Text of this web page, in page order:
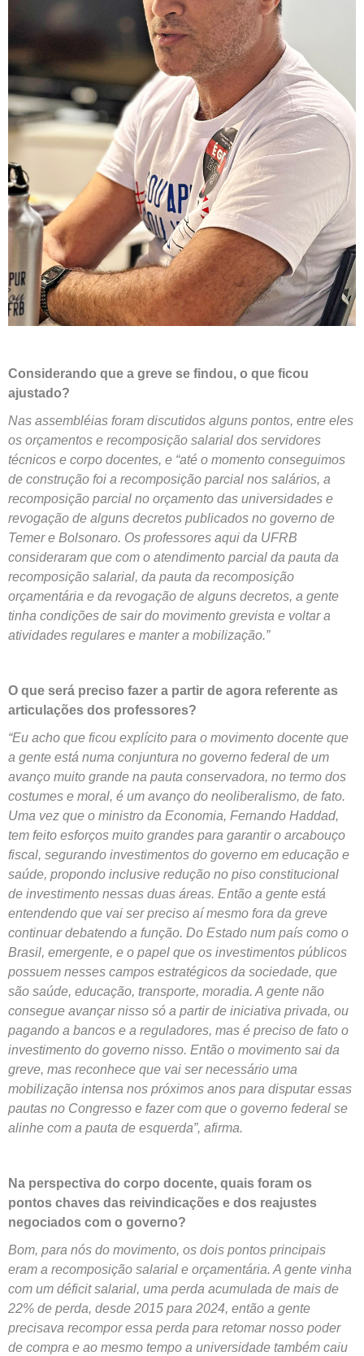
Considerando que a greve se findou, o que ficou
ajustado?
Nas assembléias foram discutidos alguns pontos, entre eles
os orçamentos e recomposição salarial dos servidores
técnicos e corpo docentes, e “até o momento conseguimos
de construção foi a recomposição parcial nos salários, a
recomposição parcial no orçamento das universidades e
revogação de alguns decretos publicados no governo de
Temer e Bolsonaro. Os professores aqui da UFRB
consideraram que com o atendimento parcial da pauta da
recomposição salarial, da pauta da recomposição
orçamentária e da revogação de alguns decretos, a gente
tinha condições de sair do movimento grevista e voltar a
atividades regulares e manter a mobilização.”
O que será preciso fazer a partir de agora referente as
articulações dos professores?
“Eu acho que ficou explícito para o movimento docente que
a gente está numa conjuntura no governo federal de um
avanço muito grande na pauta conservadora, no termo dos
costumes e moral, é um avanço do neoliberalismo, de fato.
Uma vez que o ministro da Economia, Fernando Haddad,
tem feito esforços muito grandes para garantir o arcabouço
fiscal, segurando investimentos do governo em educação e
saúde, propondo inclusive redução no piso constitucional
de investimento nessas duas áreas. Então a gente está
entendendo que vai ser preciso aí mesmo fora da greve
continuar debatendo a função. Do Estado num país como o
Brasil, emergente, e o papel que os investimentos públicos
possuem nesses campos estratégicos da sociedade, que
são saúde, educação, transporte, moradia. A gente não
consegue avançar nisso só a partir de iniciativa privada, ou
pagando a bancos e a reguladores, mas é preciso de fato o
investimento do governo nisso. Então o movimento sai da
greve, mas reconhece que vai ser necessário uma
mobilização intensa nos próximos anos para disputar essas
pautas no Congresso e fazer com que o governo federal se
alinhe com a pauta de esquerda”, afirma.
Na perspectiva do corpo docente, quais foram os
pontos chaves das reivindicações e dos reajustes
negociados com o governo?
Bom, para nós do movimento, os dois pontos principais
eram a recomposição salarial e orçamentária. A gente vinha
com um déficit salarial, uma perda acumulada de mais de
22% de perda, desde 2015 para 2024, então a gente
precisava recompor essa perda para retomar nosso poder
de compra e ao mesmo tempo a universidade também caiu